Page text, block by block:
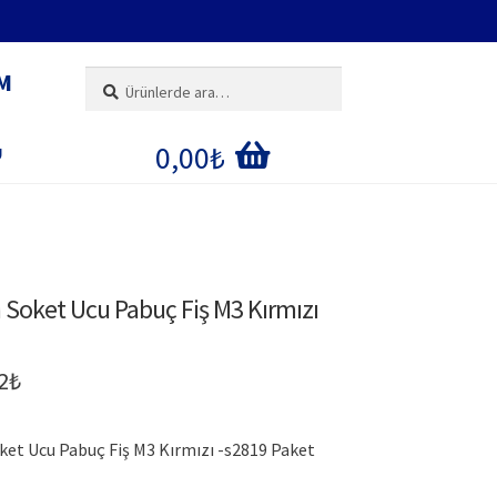
0,00₺
Ucu Pabuç Fiş M3 Kırmızı
₺Şu
fiyat:
Ucu Pabuç Fiş M3 Kırmızı -s2819 Paket